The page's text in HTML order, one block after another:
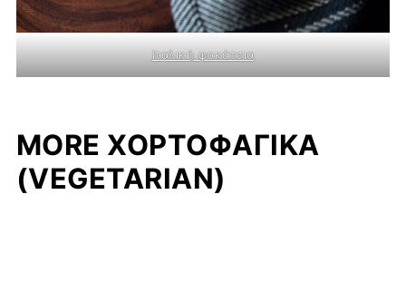
Ιταλική φοκάτσια
MORE ΧΟΡΤΟΦΑΓΙΚΆ
(VEGETARIAN)